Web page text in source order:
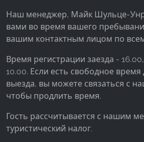
Наш менеджер, Майк Шульце-
вами во время вашего
вашим контактным лицом по
Время регистрации заезда -
10.00. Если есть свободное время
выезда, вы можете связаться с
чтобы продлить время.
Гость рассчитывается с нашим
туристический налог.